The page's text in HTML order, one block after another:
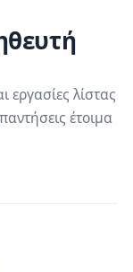
εργασίες λίστας
έτοιμα